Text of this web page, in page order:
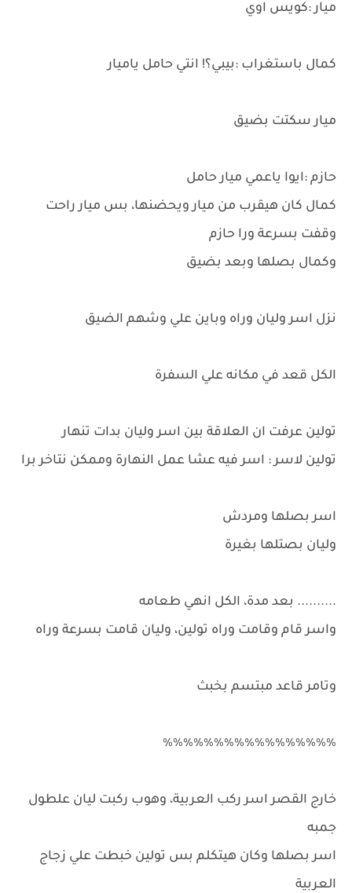
ميار :كويس اوي
كمال باستغراب :بيبي؟! انتي حامل ياميار
ميار سكتت بضيق
حازم :ايوا ياعمي ميار حامل
كمال كان هيقرب من ميار ويحضنها، بس ميار راحت
وقفت بسرعة ورا حازم
وكمال بصلها وبعد بضيق
نزل اسر وليان وراه وباين علي وشهم الضيق
الكل قعد في مكانه علي السفرة
تولين عرفت ان العلاقة بين اسر وليان بدات تنهار
تولين لاسر : اسر فيه عشا عمل النهارة وممكن نتاخر برا
اسر بصلها ومردش
وليان بصتلها بغيرة
.......... بعد مدة، الكل انهي طعامه
واسر قام وقامت وراه تولين، وليان قامت بسرعة وراه
وتامر قاعد مبتسم بخبث
٪٪٪٪٪٪٪٪٪٪٪٪٪٪٪٪٪
خارج القصر اسر ركب العربية، وهوب ركبت ليان علطول
جمبه
اسر بصلها وكان هيتكلم بس تولين خبطت علي زجاج
العربية